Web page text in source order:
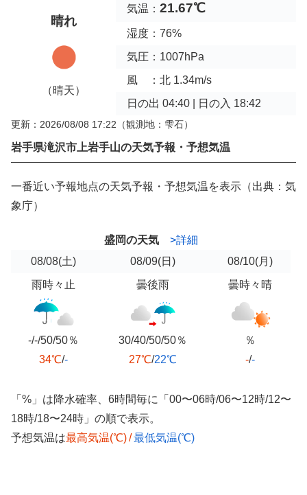
晴れ
（晴天）
気温： 21.67℃
湿度：76%
気圧：1007hPa
風 ：北 1.34m/s
日の出 04:40 | 日の入 18:42
更新：2026/08/08 17:22 （観測地：雫石）
岩手県滝沢市上岩手山の天気予報・予想気温
一番近い予報地点の天気予報・予想気温を表示（出典：気
象庁）
盛岡の天気
>詳細
08/08(土) 08/09(日) 08/10(月)
雨時々止
-/-/50/50％
34℃/-
曇後雨
30/40/50/50％
27℃/22℃
曇時々晴
％
-/-
「%」は降水確率、6時間毎に「00〜06時/06〜12時/12〜
18時/18〜24時」の順で表示。
予想気温は最高気温(℃)/最低気温(℃)